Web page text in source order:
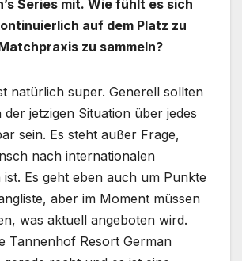
Series mit. Wie fühlt es sich
auf dem Platz zu
zu sammeln?
natürlich super. Generell sollten
jetzigen Situation über jedes
sein. Es steht außer Frage,
nach internationalen
Es geht eben auch um Punkte
aber im Moment müssen
was aktuell angeboten wird.
Tannenhof Resort German